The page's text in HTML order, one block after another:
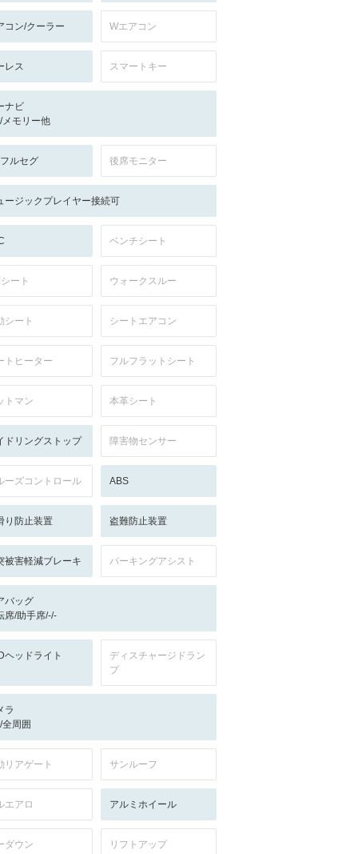
コン/クーラー Wエアコン
レス スマートキー
ナビ
メモリー他
ルセグ 後席モニター
ージックプレイヤー接続可
ベンチシート
ート ウォークスルー
シート シートエアコン
トヒーター フルフラットシート
トマン 本革シート
ドリングストップ 障害物センサー
ーズコントロール ABS
り防止装置 盗難防止装置
被害軽減ブレーキ パーキングアシスト
バッグ
席/助手席/-/-
ヘッドライト
ディスチャージドラン
プ
ラ
全周囲
リアゲート サンルーフ
エアロ アルミホイール
ダウン リフトアップ